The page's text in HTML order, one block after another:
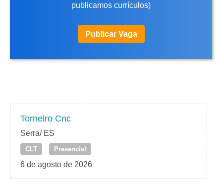
publicamos currículos)
Publicar Vaga
Torneiro Cnc
Serra/ ES
CLT Presencial
6 de agosto de 2026